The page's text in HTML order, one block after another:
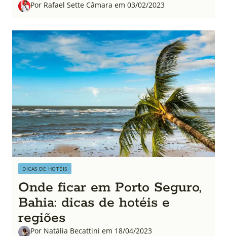
Por Rafael Sette Câmara em 03/02/2023
DICAS DE HOTÉIS
Onde ficar em Porto Seguro,
Bahia: dicas de hotéis e
regiões
Por Natália Becattini em 18/04/2023